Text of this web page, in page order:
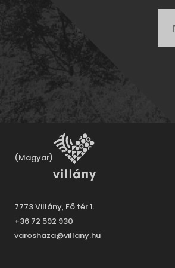
(Magyar)
7773 Villány, Fő tér 1.
+36 72 592 930
varoshaza@villany.hu